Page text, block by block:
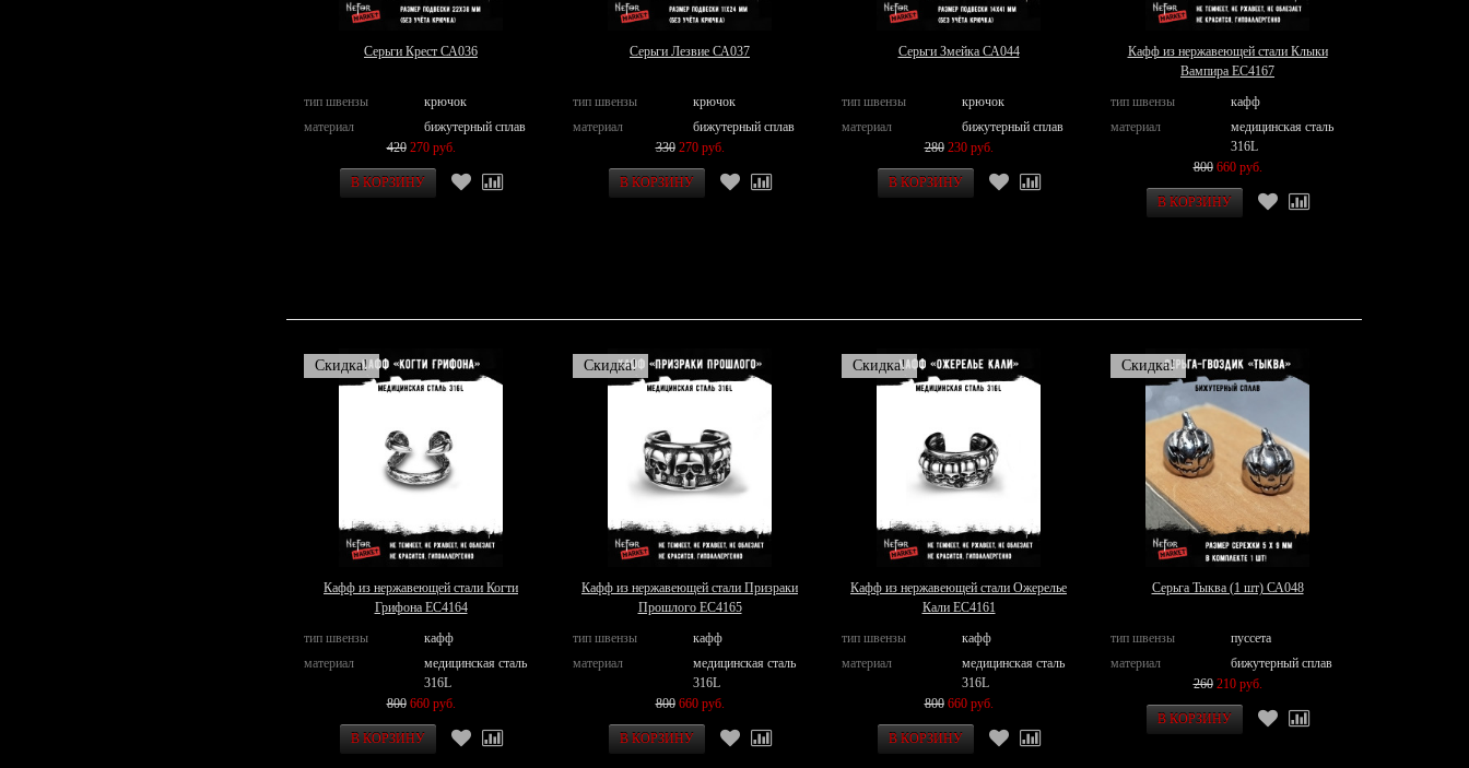
Серьги Крест СА036
тип швензы
крючок
материал
бижутерный сплав
420 270 руб.
Серьги Лезвие СА037
тип швензы
крючок
материал
бижутерный сплав
330 270 руб.
Серьги Змейка СА044
тип швензы
крючок
материал
бижутерный сплав
280 230 руб.
Кафф из нержавеющей стали Клыки
Вампира EC4167
тип швензы
кафф
материал
медицинская сталь
316L
800 660 руб.
Скидка!
Кафф из нержавеющей стали Когти
Грифона EC4164
тип швензы
кафф
материал
медицинская сталь
316L
800 660 руб.
Скидка!
Кафф из нержавеющей стали Призраки
Прошлого EC4165
тип швензы
кафф
материал
медицинская сталь
316L
800 660 руб.
Скидка!
Кафф из нержавеющей стали Ожерелье
Кали EC4161
тип швензы
кафф
материал
медицинская сталь
316L
800 660 руб.
Скидка!
Серьга Тыква (1 шт) СА048
тип швензы
пуссета
материал
бижутерный сплав
260 210 руб.